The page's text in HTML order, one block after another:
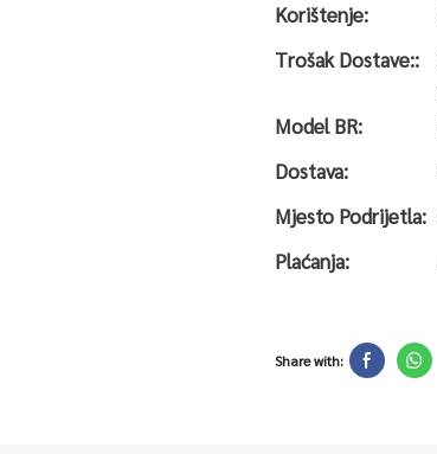
Korištenje:
Trošak Dostave::
Model BR:
Dostava:
Mjesto Podrijetla:
Plaćanja:
Share with: